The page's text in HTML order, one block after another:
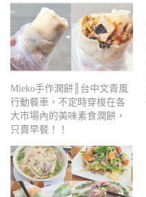
Mieko手作潤餅║台中文青風
行動餐車，不定時穿梭在各
大市場內的美味素食潤餅，
只賣早餐！！